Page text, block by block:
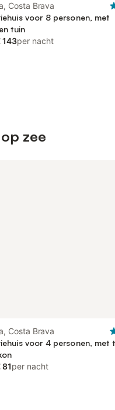
Costa Brava
voor 8 personen, met
tuin
143per nacht
zee
Costa Brava
voor 4 personen, met
81per nacht